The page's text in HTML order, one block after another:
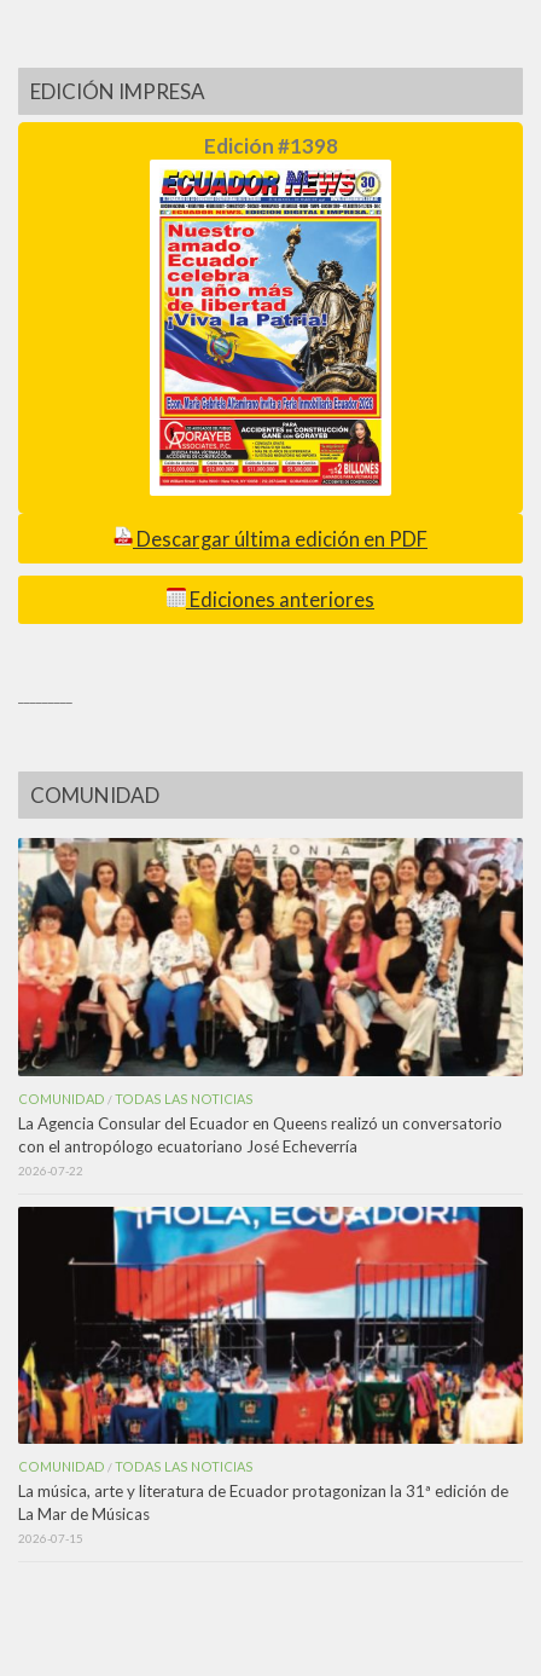
EDICIÓN IMPRESA
Edición #1398
Descargar última edición en PDF
Ediciones anteriores
COMUNIDAD
COMUNIDAD /TODAS LAS NOTICIAS
La Agencia Consular del Ecuador en Queens realizó un conversatorio
con el antropólogo ecuatoriano José Echeverría
2026-07-22
COMUNIDAD /TODAS LAS NOTICIAS
La música, arte y literatura de Ecuador protagonizan la 31ª edición de
La Mar de Músicas
2026-07-15